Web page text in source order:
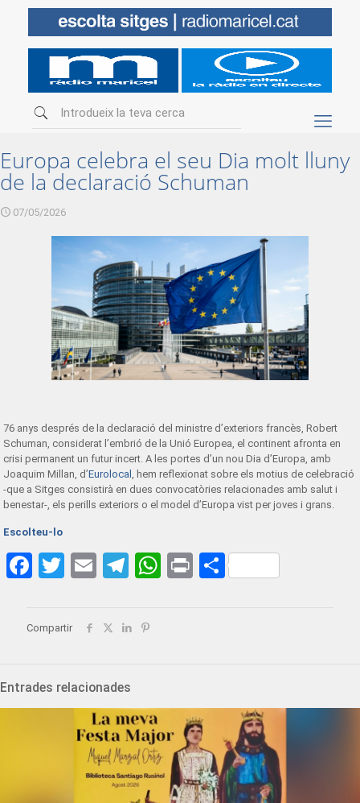
Europa celebra el seu Dia molt lluny
de la declaració Schuman
07/05/2026
76 anys després de la declaració del ministre d’exteriors francès, Robert
Schuman, considerat l’embrió de la Unió Europea, el continent afronta en
crisi permanent un futur incert. A les portes d’un nou Dia d’Europa, amb
Joaquim Millan, d’Eurolocal, hem reflexionat sobre els motius de celebració
-que a Sitges consistirà en dues convocatòries relacionades amb salut i
benestar-, els perills exteriors o el model d’Europa vist per joves i grans.
Escolteu-lo
Facebook
Twitter
EmailTelegram
WhatsApp
PrintShare
Compartir
Entrades relacionades